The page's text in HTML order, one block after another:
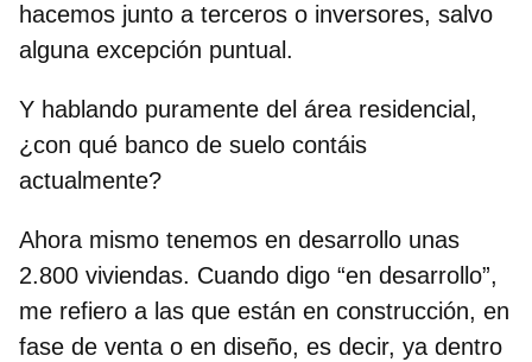
hacemos junto a terceros o inversores, salvo
alguna excepción puntual.
Y hablando puramente del área residencial,
¿con qué banco de suelo contáis
actualmente?
Ahora mismo tenemos en desarrollo unas
2.800 viviendas. Cuando digo “en desarrollo”,
me refiero a las que están en construcción, en
fase de venta o en diseño, es decir, ya dentro